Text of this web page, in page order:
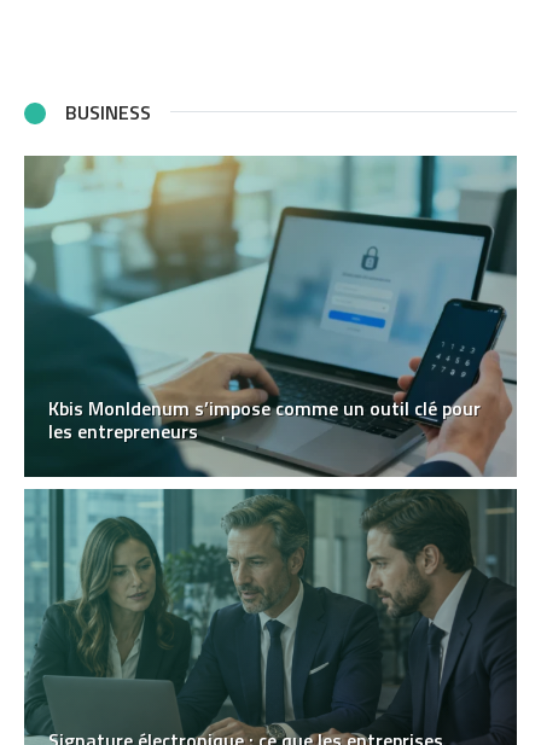
BUSINESS
Kbis MonIdenum s’impose comme un outil clé pour
les entrepreneurs